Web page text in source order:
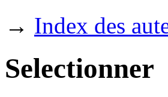
→ Index des
Selectionner